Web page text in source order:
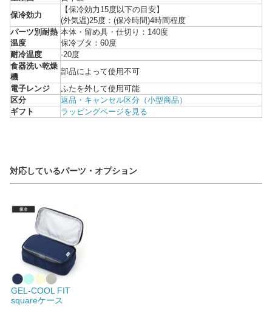
保冷効力
【保冷効力15度以下の目安】
(外気温)25度：(保冷時間)4時間程度
パーツ別耐熱
温度
本体・留め具・仕切り：140度
保冷ブタ：60度
耐冷温度
-20度
食器洗い乾燥
機
部品によって使用不可
電子レンジ
ふたを外して使用可能
区分
返品・キャンセル区分（小型商品）
ギフト
ラッピングページを見る
対応しているパーツ・オプション
GEL-COOL FIT
squareケース